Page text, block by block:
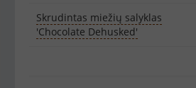
Skrudintas miežių salyklas
'Chocolate Dehusked'